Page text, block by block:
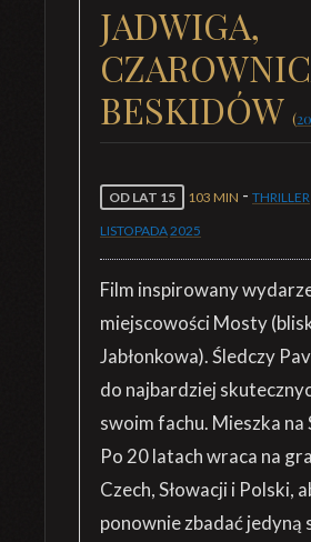
JADWIGA,
BESKIDÓW (
OD LAT 15 103 MIN - THRILLER
LISTOPADA2025
Film inspirowany
miejscowości Mosty
Jabłonkowa). Śledczy
do najbardziej
swoim fachu. Mieszka na
Po 20 latach wraca na
Czech, Słowacji i Polski,
ponownie zbadać jedyną